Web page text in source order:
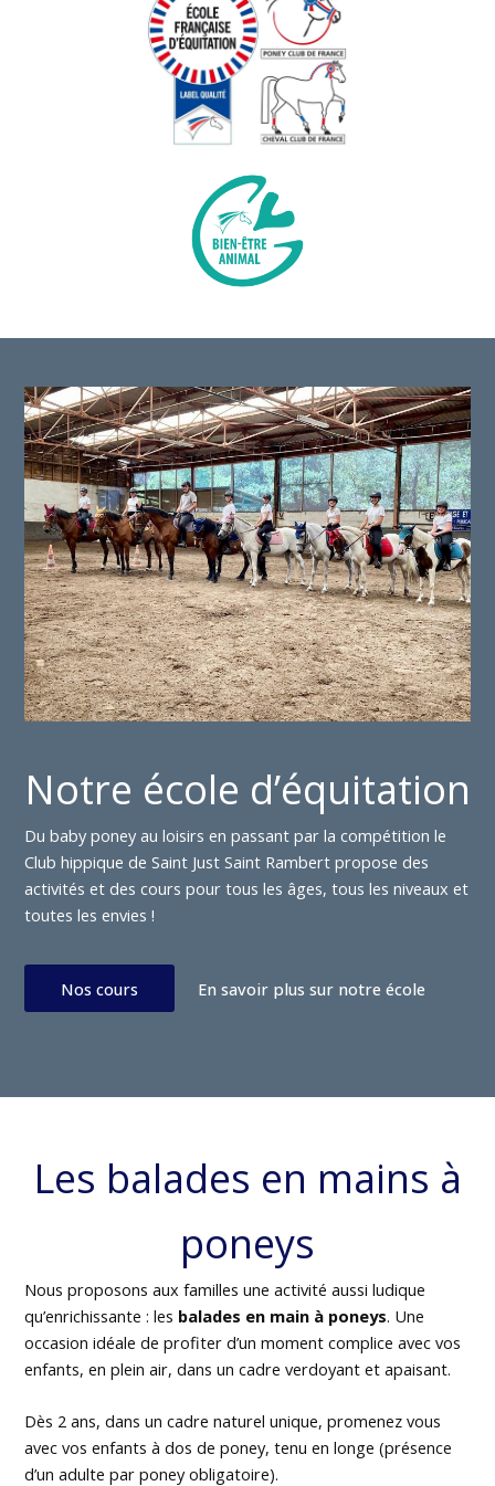
Notre école d’équitation
Du baby poney au loisirs en passant par la compétition le
Club hippique de Saint Just Saint Rambert propose des
activités et des cours pour tous les âges, tous les niveaux et
toutes les envies !
Nos cours En savoir plus sur notre école
Les balades en mains à
poneys
Nous proposons aux familles une activité aussi ludique
qu’enrichissante : les balades en main à poneys. Une
occasion idéale de profiter d’un moment complice avec vos
enfants, en plein air, dans un cadre verdoyant et apaisant.
Dès 2 ans, dans un cadre naturel unique, promenez vous
avec vos enfants à dos de poney, tenu en longe (présence
d’un adulte par poney obligatoire).